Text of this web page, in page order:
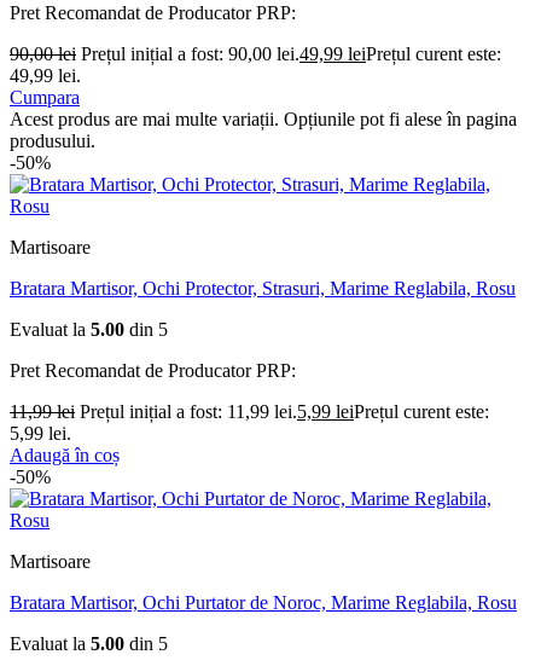
Pret Recomandat de ProducatorPRP:
90,00lei Prețul inițial a fost: 90,00 lei.49,99 leiPrețul curent este:
49,99 lei.
Cumpara
Acest produs are mai multe variații. Opțiunile pot fi alese în pagina
produsului.
-50%
Martisoare
Bratara Martisor, Ochi Protector, Strasuri, Marime Reglabila, Rosu
Evaluat la 5.00 din 5
Pret Recomandat de ProducatorPRP:
11,99lei Prețul inițial a fost: 11,99 lei.5,99 leiPrețul curent este:
5,99 lei.
Adaugă în coș
-50%
Martisoare
Bratara Martisor, Ochi Purtator de Noroc, Marime Reglabila, Rosu
Evaluat la 5.00 din 5